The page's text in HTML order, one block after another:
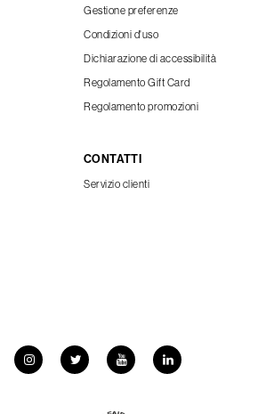
Gestione preferenze
Condizioni d'uso
Dichiarazione di accessibilità
Regolamento Gift Card
Regolamento promozioni
CONTATTI
Servizio clienti